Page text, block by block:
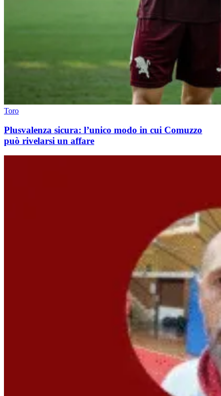
Toro
Plusvalenza sicura: l’unico modo in cui Comuzzo
può rivelarsi un affare